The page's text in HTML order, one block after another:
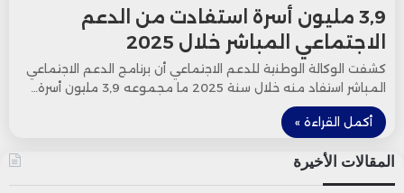
3,9 مليون أسرة استفادت من الدعم
الاجتماعي المباشر خلال 2025
كشفت الوكالة الوطنية للدعم الاجتماعي أن برنامج الدعم الاجتماعي
المباشر استفاد منه خلال سنة 2025 ما مجموعه 3,9 مليون أسرة…
أكمل القراءة »
المقالات الأخيرة